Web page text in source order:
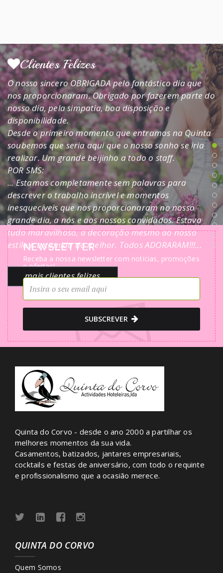
mais clientes felizes
Clientes Felizes
O nosso sincero OBRIGADA pelo fantástico dia que
nos proporcionaram. Obrigado por fazerem parte do
nosso dia, pela simpatia, boa disposição e
disponibilidade.
Desde o primeiro momento que entramos na Quinta
soubemos que seria aqui que o nosso sonho se iria
realizar. Um grande beijinho a todo o staff.
POR SMS:
... Estamos completamente sem palavras para
descrever o trabalho incrível e momentos
inesquecíveis que nos proporcionaram no nosso
grande dia, a nós e aos nossos convidados. Estava
tudo maravilhoso, a decoração mesmo ao nosso
estilo e a comida do melhor. Todos ADORARAM!!!...
mais clientes felizes
Clientes Felizes
Uma quinta incrível pela sua beleza, simplicidade e
elegância. Excelentes profissionais, disposto a fazer
de tudo para concretizar o nosso dia de sonho. Não
podendo deixar de mencionar a excelente comida
uma óptima relação qualidade/preço!
Recomendamos a todos os noivinhos!
Clientes Felizes
Obrigada nós por toda dedicação e simpatia.
Foi dia fantástico,a comida estava otima,a
decoração linda.adoramos tudo,obrigada a todo o
mais clientes felizes
Clientes Felizes
Quinta Do Corvo - Foi onde eu casei :) adorei!
NEWSLETTER
Receba a nossa newsletter com noticias, promoções
e ofertas!
SUBSCREVER
Quinta do Corvo - desde o ano 2000 a partilhar os
melhores momentos da sua vida.
Casamentos, batizados, jantares empresariais,
cocktails e festas de aniversário, com todo o requinte
e profissionalismo que a ocasião merece.
QUINTA DO CORVO
Quem Somos